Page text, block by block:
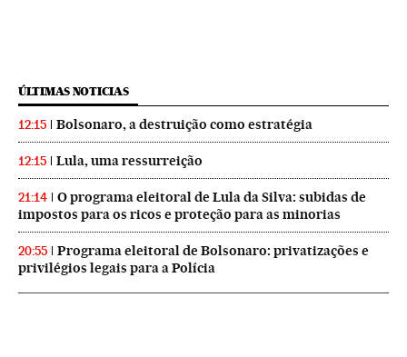
ÚLTIMAS NOTICIAS
12:15 Bolsonaro, a destruição como estratégia
12:15 Lula, uma ressurreição
21:14
O programa eleitoral de Lula da Silva: subidas de
impostos para os ricos e proteção para as minorias
20:55
Programa eleitoral de Bolsonaro: privatizações e
privilégios legais para a Polícia